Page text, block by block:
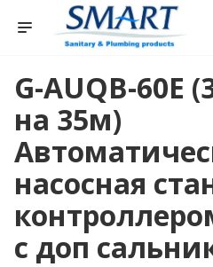
G-AUQB-60E
на 35м)
насосная
с доп